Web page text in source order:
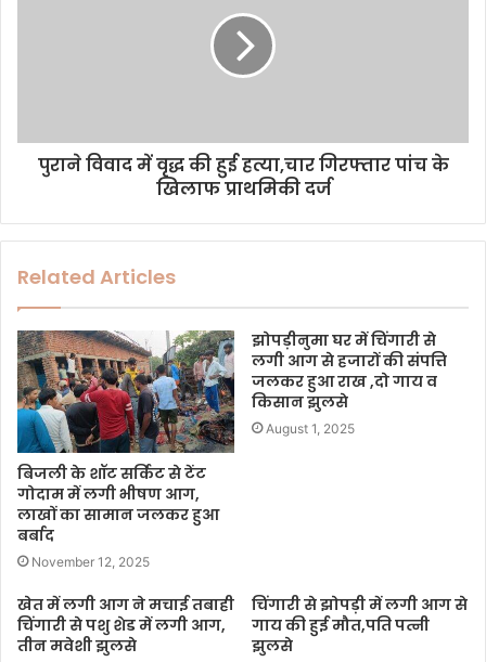
पुराने विवाद में वृद्ध की हुई हत्या,चार गिरफ्तार पांच के
खिलाफ प्राथमिकी दर्ज
Related Articles
बिजली के शॉट सर्किट से टेंट
गोदाम में लगी भीषण आग,
लाखों का सामान जलकर हुआ
बर्बाद
November 12, 2025
झोपड़ीनुमा घर में चिंगारी से
लगी आग से हजारों की संपत्ति
जलकर हुआ राख ,दो गाय व
किसान झुलसे
August 1, 2025
खेत में लगी आग ने मचाई तबाही
चिंगारी से पशु शेड में लगी आग,
तीन मवेशी झुलसे
चिंगारी से झोपड़ी में लगी आग से
गाय की हुई मौत,पति पत्नी
झुलसे